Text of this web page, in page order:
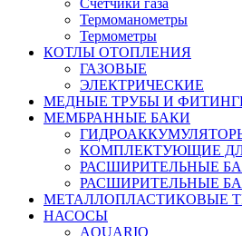
Счетчики газа
Термоманометры
Термометры
КОТЛЫ ОТОПЛЕНИЯ
ГАЗОВЫЕ
ЭЛЕКТРИЧЕСКИЕ
МЕДНЫЕ ТРУБЫ И
МЕМБРАННЫЕ БАКИ
КОМПЛЕКТУЮЩИЕ
РАСШИРИТЕЛЬНЫЕ
РАСШИРИТЕЛЬНЫЕ
МЕТАЛЛОПЛАСТИКОВЫЕ
НАСОСЫ
AQUARIO